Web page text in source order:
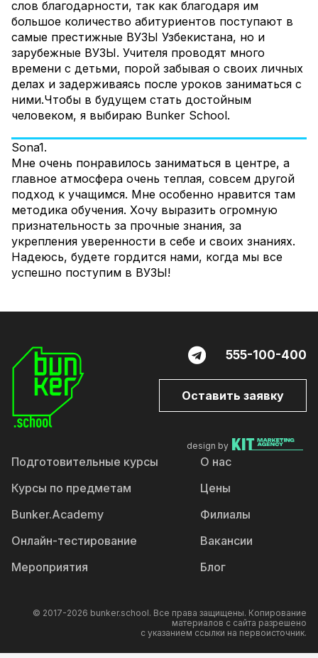
слов благодарности, так как благодаря им
большое количество абитуриентов поступают в
самые престижные ВУЗЫ Узбекистана, но и
зарубежные ВУЗЫ. Учителя проводят много
времени с детьми, порой забывая о своих личных
делах и задерживаясь после уроков заниматься с
ними.Чтобы в будущем стать достойным
человеком, я выбираю Bunker School.
Sona1.
Мне очень понравилось заниматься в центре, а
главное атмосфера очень теплая, совсем другой
подход к учащимся. Мне особенно нравится там
методика обучения. Хочу выразить огромную
признательность за прочные знания, за
укрепления уверенности в себе и своих знаниях.
Надеюсь, будете гордится нами, когда мы все
успешно поступим в ВУЗЫ!
Подготовительные курсы
Курсы по предметам
Bunker.Academy
Онлайн-тестирование
Мероприятия
О нас
Цены
Филиалы
Вакансии
Блог
555-100-400
Оставить заявку
design by
© 2017-2026 bunker.school. Все права защищены. Копирование
материалов с сайта разрешено
с указанием ссылки на первоисточник.